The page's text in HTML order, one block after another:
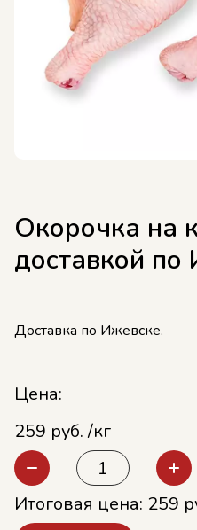
Окорочка на
доставкой по
Доставка по Ижевске.
Цена:
259 руб. /кг
Итоговая цена: 259